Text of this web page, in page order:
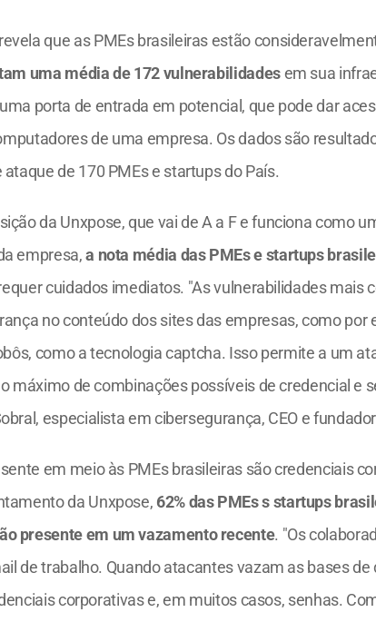
que as PMEs brasileiras estão
uma média de 172 vulnerabilidades em sua
porta de entrada em potencial, que pode dar
de uma empresa. Os dados são
de 170 PMEs e startups do País.
da Unxpose, que vai de A a F e funciona como
empresa, a nota média das PMEs e startups
cuidados imediatos. "As vulnerabilidades mais
no conteúdo dos sites das empresas, como por
como a tecnologia captcha. Isso permite a um
máximo de combinações possíveis de credencial e
especialista em cibersegurança, CEO e
em meio às PMEs brasileiras são credenciais
da Unxpose, 62% das PMEs s startups
presente em um vazamento recente. "Os
de trabalho. Quando atacantes vazam as bases de
corporativas e, em muitos casos, senhas.